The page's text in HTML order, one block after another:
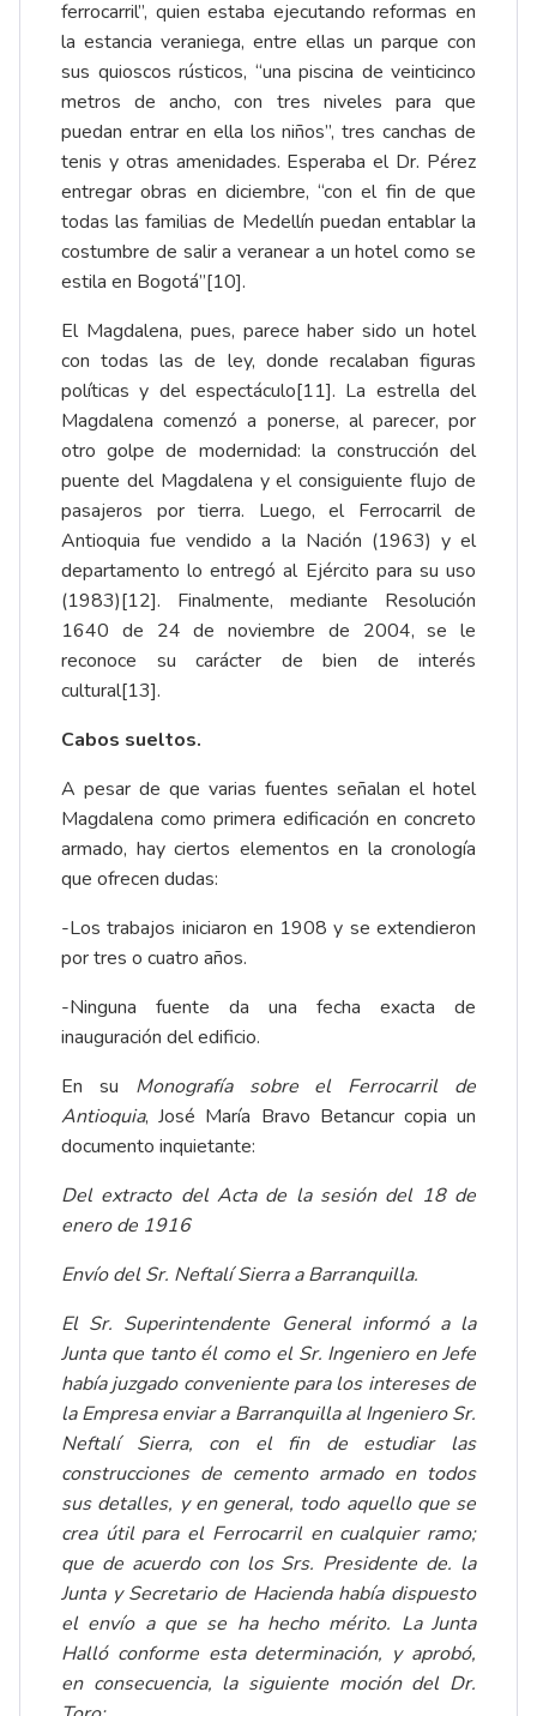
ferrocarril”, quien estaba ejecutando reformas en
la estancia veraniega, entre ellas un parque con
sus quioscos rústicos, “una piscina de veinticinco
metros de ancho, con tres niveles para que
puedan entrar en ella los niños”, tres canchas de
tenis y otras amenidades. Esperaba el Dr. Pérez
entregar obras en diciembre, “con el fin de que
todas las familias de Medellín puedan entablar la
costumbre de salir a veranear a un hotel como se
estila en Bogotá”[10].
El Magdalena, pues, parece haber sido un hotel
con todas las de ley, donde recalaban figuras
políticas y del espectáculo[11]. La estrella del
Magdalena comenzó a ponerse, al parecer, por
otro golpe de modernidad: la construcción del
puente del Magdalena y el consiguiente flujo de
pasajeros por tierra. Luego, el Ferrocarril de
Antioquia fue vendido a la Nación (1963) y el
departamento lo entregó al Ejército para su uso
(1983)[12]. Finalmente, mediante Resolución
1640 de 24 de noviembre de 2004, se le
reconoce su carácter de bien de interés
cultural[13].
Cabos sueltos.
A pesar de que varias fuentes señalan el hotel
Magdalena como primera edificación en concreto
armado, hay ciertos elementos en la cronología
que ofrecen dudas:
-Los trabajos iniciaron en 1908 y se extendieron
por tres o cuatro años.
-Ninguna fuente da una fecha exacta de
inauguración del edificio.
En su Monografía sobre el Ferrocarril de
Antioquia, José María Bravo Betancur copia un
documento inquietante:
Del extracto del Acta de la sesión del 18 de
enero de 1916
Envío del Sr. Neftalí Sierra a Barranquilla.
El Sr. Superintendente General informó a la
Junta que tanto él como el Sr. Ingeniero en Jefe
había juzgado conveniente para los intereses de
la Empresa enviar a Barranquilla al Ingeniero Sr.
Neftalí Sierra, con el fin de estudiar las
construcciones de cemento armado en todos
sus detalles, y en general, todo aquello que se
crea útil para el Ferrocarril en cualquier ramo;
que de acuerdo con los Srs. Presidente de. la
Junta y Secretario de Hacienda había dispuesto
el envío a que se ha hecho mérito. La Junta
Halló conforme esta determinación, y aprobó,
en consecuencia, la siguiente moción del Dr.